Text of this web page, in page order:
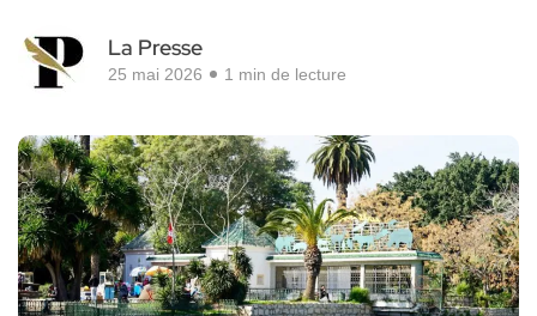
La Presse
25 mai 2026 1 min de lecture